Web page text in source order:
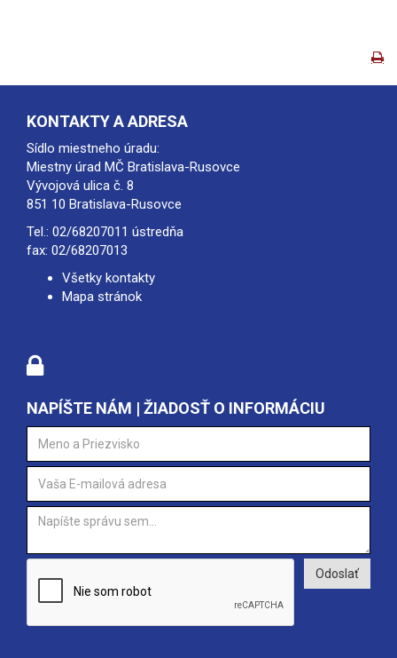
KONTAKTY A ADRESA
Sídlo miestneho úradu:
Miestny úrad MČ Bratislava-Rusovce
Vývojová ulica č. 8
851 10 Bratislava-Rusovce
Tel.: 02/68207011 ústredňa
fax: 02/68207013
Všetky kontakty
Mapa stránok
NAPÍŠTE NÁM | ŽIADOSŤ O INFORMÁCIU